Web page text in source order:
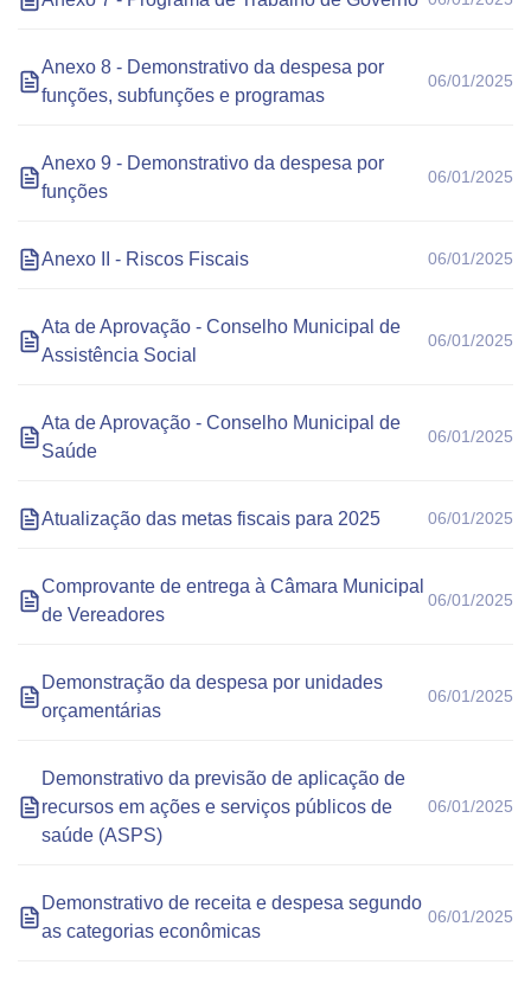
Anexo 8 - Demonstrativo da despesa por
funções, subfunções e programas
06/01/2025
Anexo 9 - Demonstrativo da despesa por
funções
06/01/2025
Anexo II - Riscos Fiscais 06/01/2025
Ata de Aprovação - Conselho Municipal de
Assistência Social
06/01/2025
Ata de Aprovação - Conselho Municipal de
Saúde
06/01/2025
Atualização das metas fiscais para 2025 06/01/2025
Comprovante de entrega à Câmara Municipal
de Vereadores
06/01/2025
Demonstração da despesa por unidades
orçamentárias
06/01/2025
Demonstrativo da previsão de aplicação de
recursos em ações e serviços públicos de
saúde (ASPS)
06/01/2025
Demonstrativo de receita e despesa segundo
as categorias econômicas
06/01/2025